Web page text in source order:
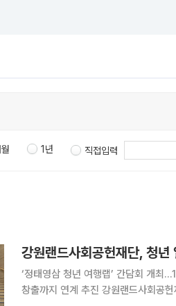
1년 직접입력
강원랜드사회공헌재단, 청년
‘정태영삼 청년 여행랩’ 간담회 개최
창출까지 연계 추진 강원랜드사회공헌재단이 강원 석탄산업전환지역(정선ㆍ태백ㆍ영월ㆍ삼척)의